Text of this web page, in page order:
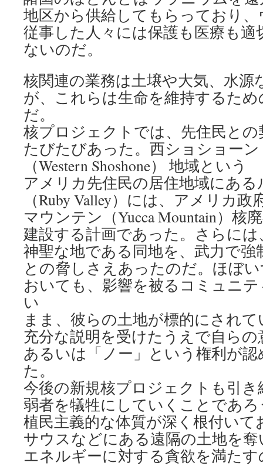
地区から供給してもらっており
従事した人々には保護も医療も適
ないのだ。
核関連の業務は土壌や大気、水源
が、これらは生命を維持するた
だ。
核プロジェクトでは、先住民と
たびたびあった。西ショショーン
（Western Shoshone） 地域という
アメリカ先住民の居住地域にあ
（Ruby Valley）には、アメリカ
マウンテン（Yucca Mountain）核
建設する計画であった。さらに
神聖な地である同地を、武力で強
との脅しさえあったのだ。ほぼ
おいても、影響を被るコミュニ
い
まま、彼らの土地が標的にされ
充分な説明を受けたうえで自ら
あるいは「ノー」という権利が
た。
今後の新規核プロジェクトも引
弱者を犠牲にしていくことであ
植民主義的な体質が深く根付い
サウスなどにある遠隔の土地を
エネルギーに対する貪欲を満た